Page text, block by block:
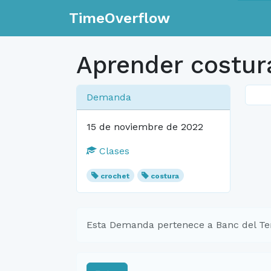
TimeOverflow
Aprender
Demanda
15 de noviembre de 2022
Clases
crochet costura
Esta Demanda pertenece a Banc del